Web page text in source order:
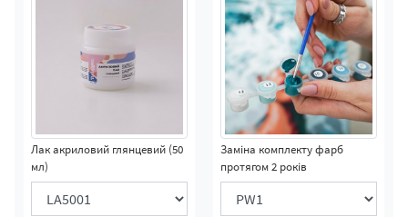
Лак акриловий глянцевий (50
мл)
Заміна комплекту фарб
протягом 2 років